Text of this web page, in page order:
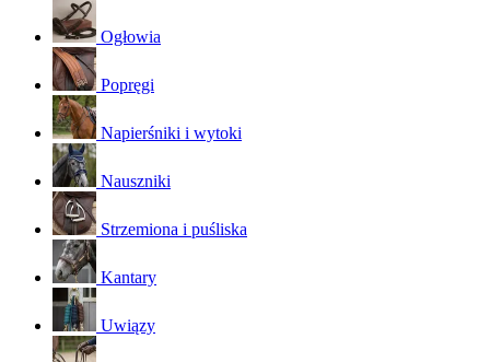
Ogłowia
Popręgi
Napierśniki i wytoki
Nauszniki
Strzemiona i puśliska
Kantary
Uwiązy